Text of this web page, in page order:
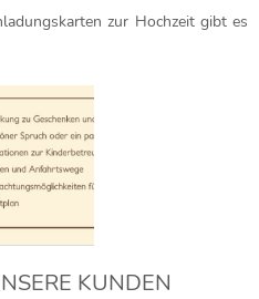
zur Hochzeitgibt es
KUNDEN